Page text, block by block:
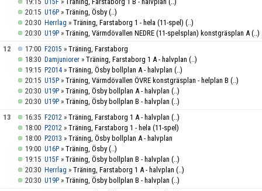
U15F
20:15 U16P » Träning, Ösby (..)
20:30 Herrlag » Träning, Farstaborg 1 - hela (11-spel) (..)
20:30 U19P » Träning, Värmdövallen NEDRE (11-spelsplan) konstgräsplan A (..)
12
17:00 F2015 » Träning, Farstaborg
18:30 Damjuniorer » Träning, Farstaborg 1 A - halvplan (..)
19:15 P2014 » Träning, Ösby bollplan A - halvplan (..)
20:15 U15P » Träning, Värmdövallen ÖVRE konstgräsplan - helplan B (..)
20:30 U19P » Träning, Ösby bollplan A - halvplan (..)
20:30 U19P » Träning, Ösby bollplan B - halvplan (..)
13
16:35 F2012 » Träning, Farstaborg 1 A - halvplan (..)
18:00 P2012 » Träning, Farstaborg 1 - hela (11-spel)
18:00 P2013 » Träning, Ösby bollplan A - halvplan
19:00 U16P » Träning, Ösby (..)
19:15 U15F » Träning, Ösby bollplan B - halvplan (..)
20:30 Herrlag » Träning, Farstaborg 1 A - halvplan (..)
20:30 U19P » Träning, Ösby bollplan B - halvplan (..)